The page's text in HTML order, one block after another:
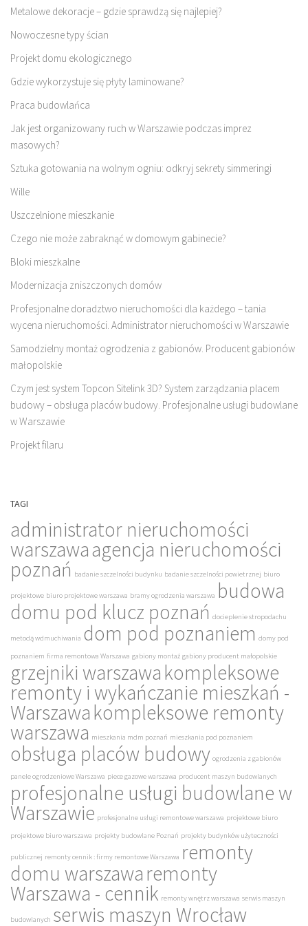
Metalowe dekoracje – gdzie sprawdzą się najlepiej?
Nowoczesne typy ścian
Projekt domu ekologicznego
Gdzie wykorzystuje się płyty laminowane?
Praca budowlańca
Jak jest organizowany ruch w Warszawie podczas imprez
masowych?
Sztuka gotowania na wolnym ogniu: odkryj sekrety simmeringi
Wille
Uszczelnione mieszkanie
Czego nie może zabraknąć w domowym gabinecie?
Bloki mieszkalne
Modernizacja zniszczonych domów
Profesjonalne doradztwo nieruchomości dla każdego – tania
wycena nieruchomości. Administrator nieruchomości w Warszawie
Samodzielny montaż ogrodzenia z gabionów. Producent gabionów
małopolskie
Czym jest system Topcon Sitelink 3D? System zarządzania placem
budowy – obsługa placów budowy. Profesjonalne usługi budowlane
w Warszawie
Projekt filaru
TAGI
administrator nieruchomości
warszawaagencja nieruchomości
poznań badanie szczelności budynku badanie szczelności powietrznej biuro
projektowe biuro projektowe warszawa bramy ogrodzenia warszawa budowa
domu pod klucz poznań docieplenie stropodachu
metodą wdmuchiwania dom pod poznaniem domy pod
poznaniem firma remontowa Warszawa gabiony montaż gabiony producent małopolskie
grzejniki warszawakompleksowe
remonty i wykańczanie mieszkań -
Warszawakompleksowe remonty
warszawa mieszkania mdm poznań mieszkania pod poznaniem
obsługa placów budowy ogrodzenia z gabionów
panele ogrodzeniowe Warszawa piece gazowe warszawa producent maszyn budowlanych
profesjonalne usługi budowlane w
Warszawie profesjonalne usługi remontowe warszawa projektowe biuro
projektowe biuro warszawa projekty budowlane Poznań projekty budynków użyteczności
publicznej remonty cennik : firmy remontowe Warszawa remonty
domu warszawaremonty
Warszawa - cennik remonty wnętrz warszawa serwis maszyn
budowlanych serwis maszyn Wrocław